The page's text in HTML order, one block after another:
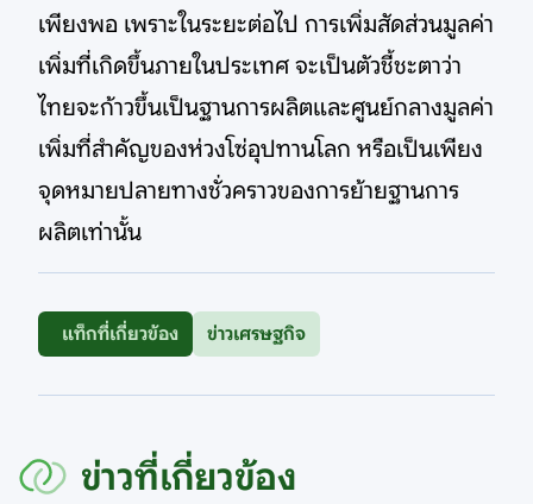
เพียงพอ เพราะในระยะต่อไป การเพิ่มสัดส่วนมูลค่า
เพิ่มที่เกิดขึ้นภายในประเทศ จะเป็นตัวชี้ชะตาว่า
ไทยจะก้าวขึ้นเป็นฐานการผลิตและศูนย์กลางมูลค่า
เพิ่มที่สำคัญของห่วงโซ่อุปทานโลก หรือเป็นเพียง
จุดหมายปลายทางชั่วคราวของการย้ายฐานการ
ผลิตเท่านั้น
แท็กที่เกี่ยวข้อง ข่าวเศรษฐกิจ
ข่าวที่เกี่ยวข้อง